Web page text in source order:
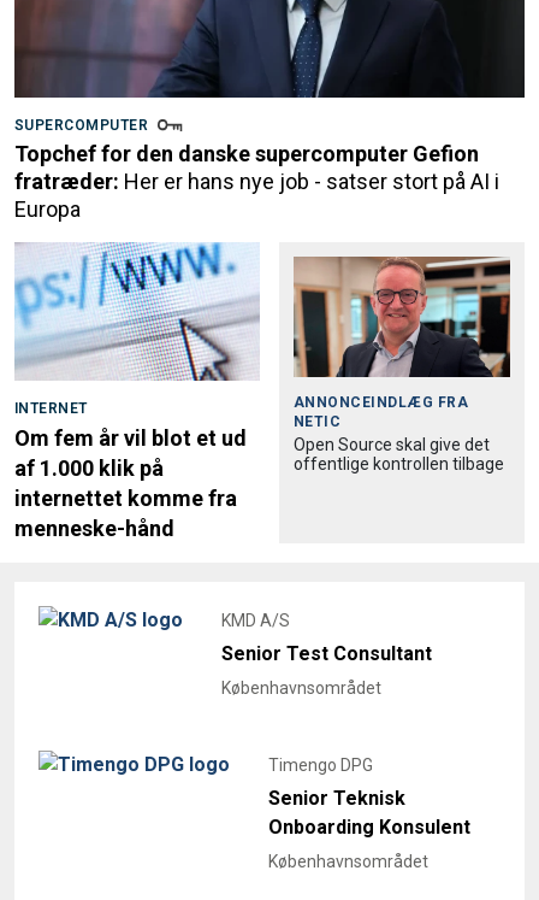
SUPERCOMPUTER
Topchef for den danske supercomputer Gefion
fratræder: Her er hans nye job - satser stort på AI i
Europa
INTERNET
Om fem år vil blot et ud
af 1.000 klik på
internettet komme fra
menneske-hånd
ANNONCEINDLÆG FRA
NETIC
Open Source skal give det
offentlige kontrollen tilbage
KMD A/S
Senior Test Consultant
Københavnsområdet
Timengo DPG
Senior Teknisk
Onboarding Konsulent
Københavnsområdet